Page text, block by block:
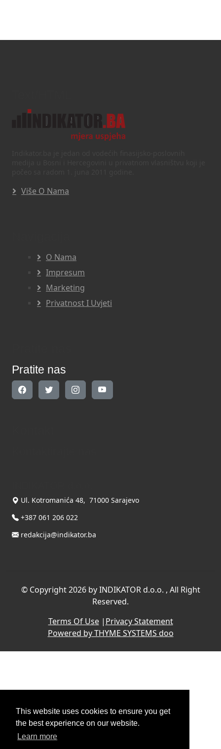
This website uses cookies to ensure you get
the best experience on our website.
Learn more
Više O Nama
O Nama
Impresum
Marketing
Privatnost I Uvjeti
Pratite nas
Ul. Kotromanića 48, 71000 Sarajevo
+387 061 206 022
redakcija@indikator.ba
© Copyright 2026 by INDIKATOR d.o.o. , All Right
Reserved.
Terms Of Use| Privacy Statement
Powered by THYME SYSTEMS doo